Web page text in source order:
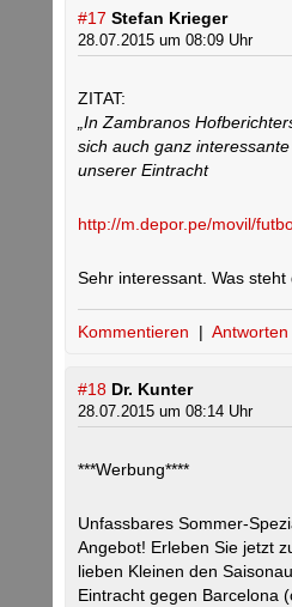
#17 Stefan Krieger
28.07.2015 um 08:09 Uhr
ZITAT:
„In Zambranos
sich auch ganz
unserer Eintracht
http://m.depor.pe/movil/
Sehr interessant. Was steht
Kommentieren | Antworten
#18 Dr. Kunter
28.07.2015 um 08:14 Uhr
***Werbung****
Unfassbares Sommer-
Angebot! Erleben Sie jetzt
lieben Kleinen den
Eintracht gegen Barcelona